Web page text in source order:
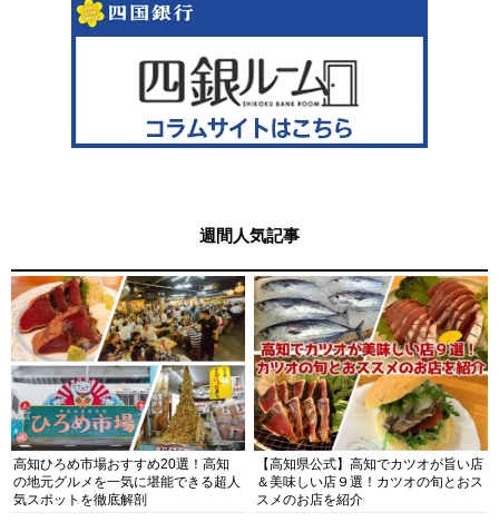
週間人気記事
高知ひろめ市場おすすめ20選！高知
の地元グルメを一気に堪能できる超人
気スポットを徹底解剖
【高知県公式】高知でカツオが旨い店
＆美味しい店９選！カツオの旬とおス
スメのお店を紹介